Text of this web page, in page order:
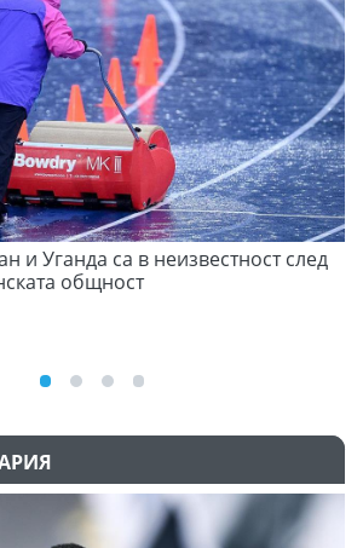
и Уганда са в неизвестност след
общност